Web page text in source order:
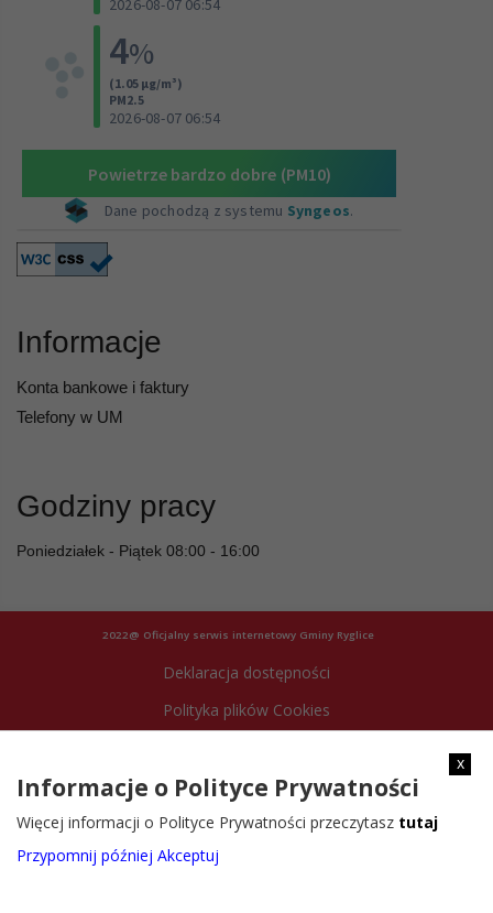
Informacje
Konta bankowe i faktury
Telefony w UM
Godziny pracy
Poniedziałek - Piątek 08:00 - 16:00
2022@ Oficjalny serwis internetowy Gminy Ryglice
Deklaracja dostępności
Polityka plików Cookies
x
Informacje o Polityce Prywatności
Więcej informacji o Polityce Prywatności przeczytasz tutaj
Przypomnij później Akceptuj